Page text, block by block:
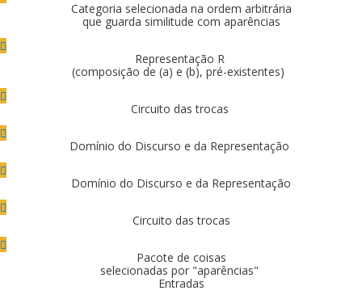
Categoria selecionada na ordem arbitrária
que guarda similitude com aparências
Representação R
(composição de (a) e (b), pré-existentes)
Circuito das trocas
Domínio do Discurso e da Representação
Domínio do Discurso e da Representação
Circuito das trocas
Pacote de coisas
selecionadas por "aparências"
Entradas